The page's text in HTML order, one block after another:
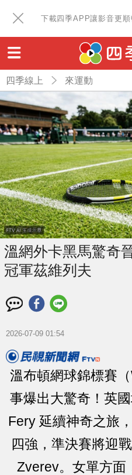
下載四季APP讓影音更順
四季線上 來運動
溫網外卡黑馬驚奇
冠軍茲維列夫
2026-07-09 01:54
溫布頓網球錦標賽
事爆出大驚奇！英
Fery 延續神奇之旅
四強，準決賽將迎
Zverev。女單方面